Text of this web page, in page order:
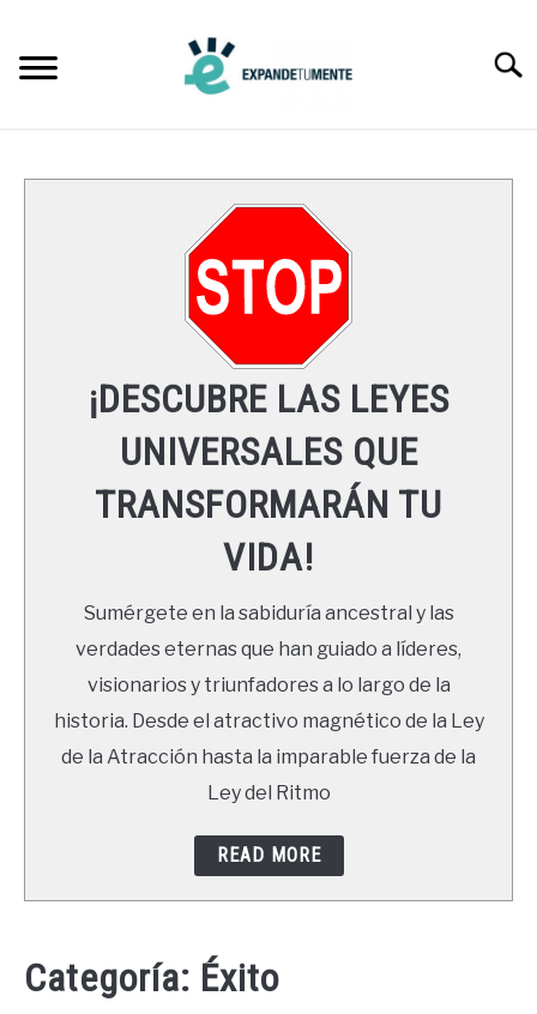
content
LEYES UNIVERSALES
RECURSOS
NEWSLETTER
¡DESCUBRE LAS LEYES
UNIVERSALES QUE
TRANSFORMARÁN TU
VIDA!
Sumérgete en la sabiduría ancestral y las
verdades eternas que han guiado a líderes,
visionarios y triunfadores a lo largo de la
historia. Desde el atractivo magnético de la Ley
de la Atracción hasta la imparable fuerza de la
Ley del Ritmo
READ MORE
Categoría: Éxito